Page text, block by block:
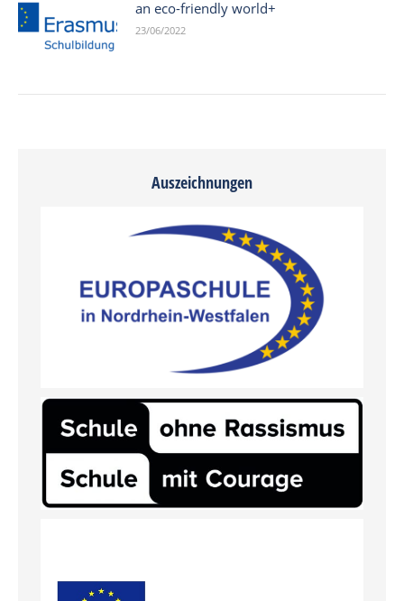
an eco-friendly world+
23/06/2022
Auszeichnungen